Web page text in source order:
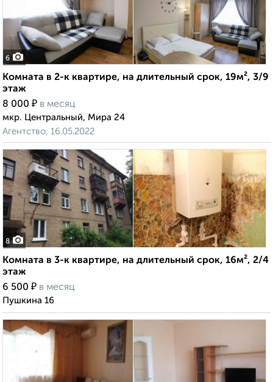
6
Комната в 2-к квартире, на длительный срок, 19м², 3/9
этаж
8 000 ₽ в месяц
мкр. Центральный, Мира 24
Агентство, 16.05.2022
8
Комната в 3-к квартире, на длительный срок, 16м², 2/4
этаж
6 500 ₽ в месяц
Пушкина 16